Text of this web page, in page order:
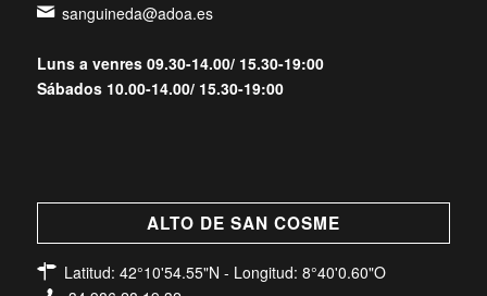
sanguineda@adoa.es
Luns a venres 09.30-14.00/ 15.30-19:00
Sábados 10.00-14.00/ 15.30-19:00
ALTO DE SAN COSME
Latitud: 42°10'54.55"N - Longitud: 8°40'0.60"O